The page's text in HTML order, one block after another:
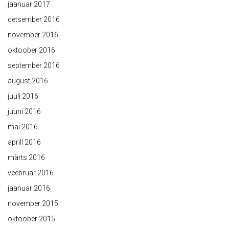
jaanuar 2017
detsember 2016
november 2016
oktoober 2016
september 2016
august 2016
juuli 2016
juuni 2016
mai 2016
aprill 2016
märts 2016
veebruar 2016
jaanuar 2016
november 2015
oktoober 2015